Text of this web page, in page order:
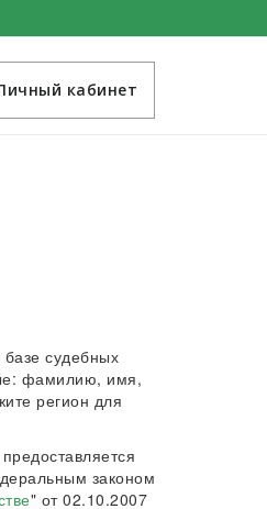
кабинет
судебных
фамилию, имя,
регион для
законом
" от 02.10.2007